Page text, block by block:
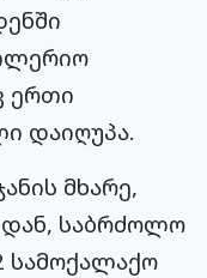
ერთი
დაიღუპა.
მხარე,
საბრძოლო
სამოქალაქო